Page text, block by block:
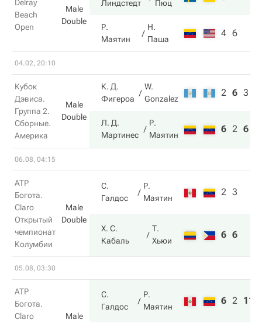
Delray
Beach
Open
Male
Double
Линдстедт Пюц
Р.
Маятин
Н.
Паша
4 6
04.02, 20:10
Кубок
Дэвиса.
Группа 2.
Сборные.
Америка
Male
Double
К. Д.
Фигероа
W.
Gonzalez
2 6 3
Л. Д.
Мартинес
Р.
Маятин
6 2 6
06.08, 04:15
ATP
Богота.
Claro
Открытый
чемпионат
Колумбии
Male
Double
С.
Галдос
Р.
Маятин
2 3
Х. С.
Кабаль
Т.
Хьюи
6 6
05.08, 03:30
ATP
Богота.
Claro
Male
С.
Галдос
Р.
Маятин
6 2 11